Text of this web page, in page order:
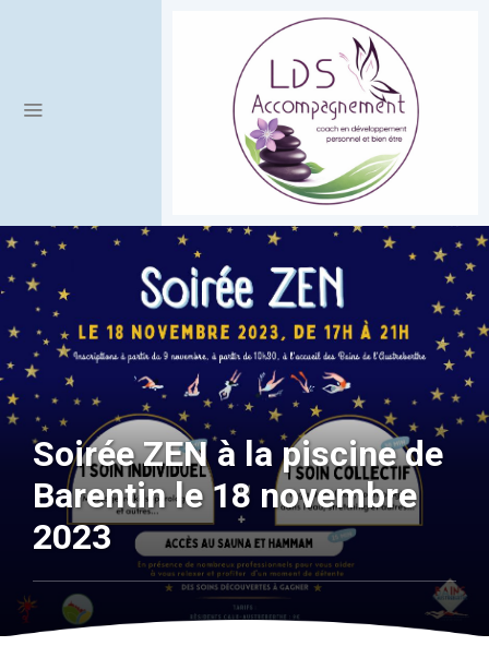
Soirée ZEN à la piscine de
Barentin le 18 novembre
2023